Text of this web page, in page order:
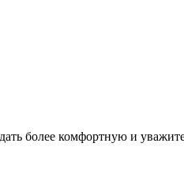
более комфортную и